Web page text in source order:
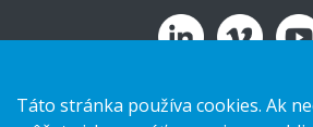
Copyright 2026 HL Display AB.
Táto stránka používa cookies. Ak